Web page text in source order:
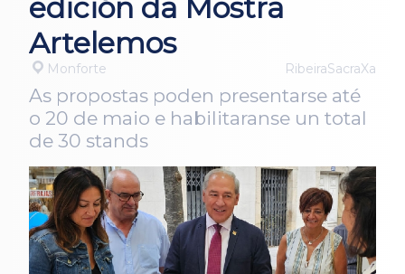
edición da Mostra
Artelemos
Monforte RibeiraSacraXa
As propostas poden presentarse até
o 20 de maio e habilitaranse un total
de 30 stands